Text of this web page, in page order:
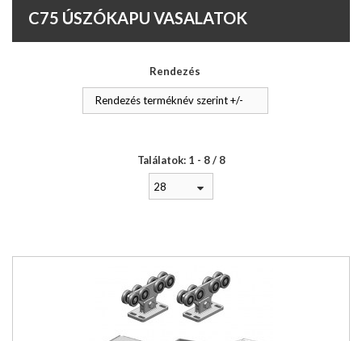
C75 ÚSZÓKAPU VASALATOK
Rendezés
Rendezés terméknév szerint +/-
Találatok: 1 - 8 / 8
28